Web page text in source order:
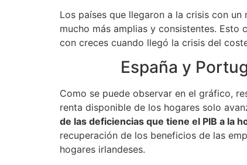
Los países que llegaron a la crisis con
mucho más amplias y consistentes. Esto
con creces cuando llegó la crisis del
España y
Como se puede observar en el gráfico,
renta disponible de los hogares solo
de las deficiencias que tiene el PIB a la
recuperación de los beneficios de las
hogares irlandeses.